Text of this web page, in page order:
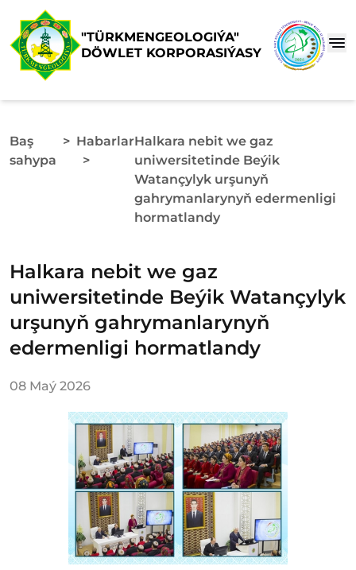
"TÜRKMENGEOLOGIÝA"
DÖWLET KORPORASIÝASY
Baş
sahypa
> Habarlar
>
Halkara nebit we gaz
uniwersitetinde Beýik
Watançylyk urşunyň
gahrymanlarynyň edermenligi
hormatlandy
Halkara nebit we gaz
uniwersitetinde Beýik Watançylyk
urşunyň gahrymanlarynyň
edermenligi hormatlandy
08 Maý 2026